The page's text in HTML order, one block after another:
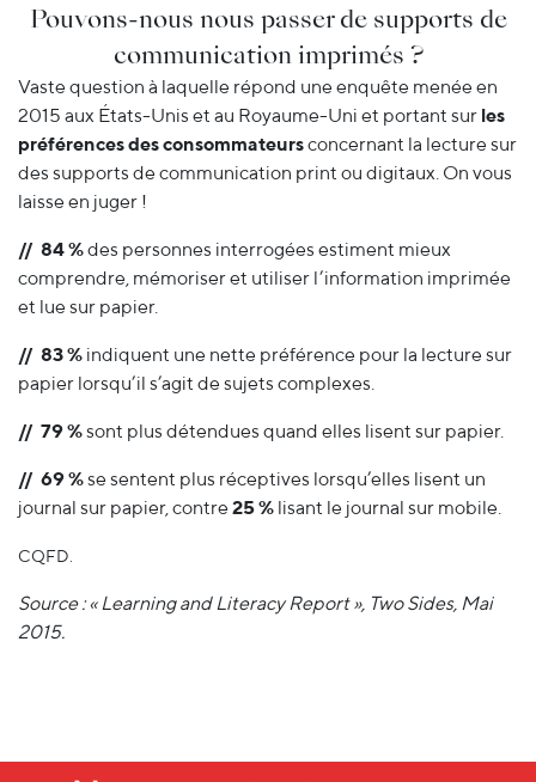
Pouvons-nous nous passer de supports de
communication imprimés ?
Vaste question à laquelle répond une enquête menée en
2015 aux États-Unis et au Royaume-Uni et portant sur les
préférences des consommateursconcernant la lecture sur
des supports de communication print ou digitaux. On vous
laisse en juger !
// 84 %des personnes interrogées estiment mieux
comprendre, mémoriser et utiliser l’information imprimée
et lue sur papier.
// 83 % indiquent une nette préférence pour la lecture sur
papier lorsqu’il s’agit de sujets complexes.
// 79 %sont plus détendues quand elles lisent sur papier.
// 69 %se sentent plus réceptives lorsqu’elles lisent un
journal sur papier, contre 25 % lisant le journal sur mobile.
CQFD.
Source : « Learning and Literacy Report », Two Sides, Mai
2015.